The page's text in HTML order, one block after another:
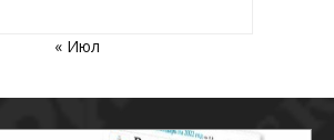
« Июл